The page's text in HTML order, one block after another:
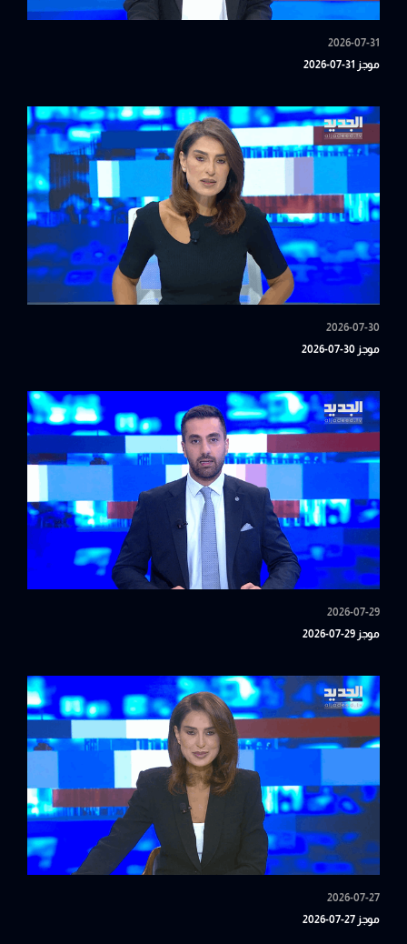
2026-07-31
موجز 31-07-2026
2026-07-30
موجز 30-07-2026
2026-07-29
موجز 29-07-2026
2026-07-27
موجز 27-07-2026